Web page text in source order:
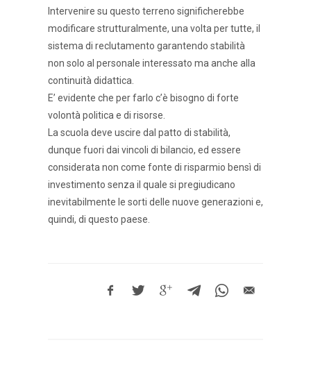
Intervenire su questo terreno significherebbe
modificare strutturalmente, una volta per tutte, il
sistema di reclutamento garantendo stabilità
non solo al personale interessato ma anche alla
continuità didattica.
E’ evidente che per farlo c’è bisogno di forte
volontà politica e di risorse.
La scuola deve uscire dal patto di stabilità,
dunque fuori dai vincoli di bilancio, ed essere
considerata non come fonte di risparmio bensì di
investimento senza il quale si pregiudicano
inevitabilmente le sorti delle nuove generazioni e,
quindi, di questo paese.